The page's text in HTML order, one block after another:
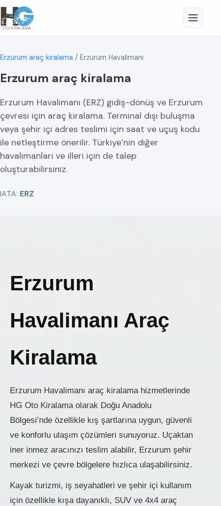
Erzurum araç kiralama / Erzurum Havalimanı
Erzurum araç kiralama
Erzurum Havalimanı (ERZ) gidiş-dönüş ve Erzurum
çevresi için araç kiralama. Terminal dışı buluşma
veya şehir içi adres teslimi için saat ve uçuş kodu
ile netleştirme önerilir. Türkiye’nin diğer
havalimanları ve illeri için de talep
oluşturabilirsiniz.
IATA: ERZ
Erzurum
Havalimanı Araç
Kiralama
Erzurum Havalimanı araç kiralama hizmetlerinde
HG Oto Kiralama olarak Doğu Anadolu
Bölgesi’nde özellikle kış şartlarına uygun, güvenli
ve konforlu ulaşım çözümleri sunuyoruz. Uçaktan
iner inmez aracınızı teslim alabilir, Erzurum şehir
merkezi ve çevre bölgelere hızlıca ulaşabilirsiniz.
Kayak turizmi, iş seyahatleri ve şehir içi kullanım
için özellikle kışa dayanıklı, SUV ve 4x4 araç